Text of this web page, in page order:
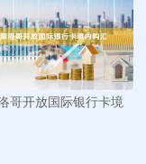
哥开放国际银行卡境